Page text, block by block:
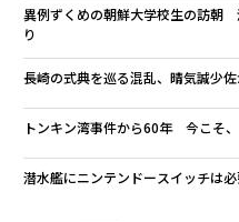
異例ずくめの朝鮮大学校生の訪朝
り
長崎の式典を巡る混乱、晴気誠少
トンキン湾事件から60年 今こそ
潜水艦にニンテンドースイッチは